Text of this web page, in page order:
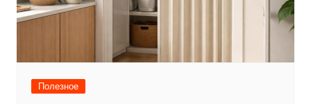
Полезное